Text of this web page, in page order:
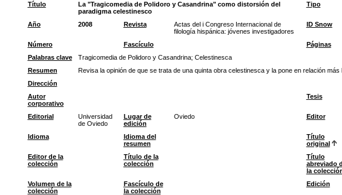
Título
La "Tragicomedia de Polidoro y Casandrina" como distorsión del
paradigma celestinesco
Tipo
Año 2008 Revista
Actas del i Congreso Internacional de
filología hispánica: jóvenes investigadores
ID Snow
Número Fascículo Páginas
Palabras clave
Tragicomedia de Polidoro y Casandrina; Celestinesca
Resumen
Revisa la opinión de que se trata de una quinta obra celestinesca y la pone en relación más
Dirección
Autor
corporativo
Tesis
Editorial
Universidad
de Oviedo
Lugar de
edición
Oviedo Editor
Idioma
Idioma del
resumen
Título
original
Editor de la
colección
Título de la
colección
Título
abreviado
la
Volumen de la
colección
Fascículo de
la colección
Edición